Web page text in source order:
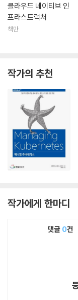
클라우드 네이티브 인
프라스트럭처
책만
작가의 추천
작가에게 한마디
댓글 0건